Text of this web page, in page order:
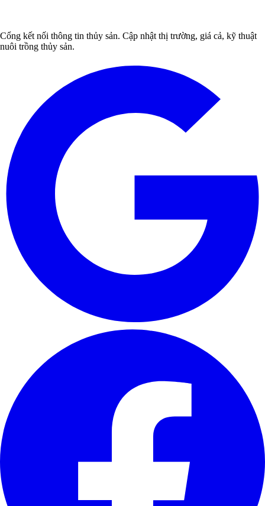
Cổng kết nối thông tin thủy sản. Cập nhật thị trường, giá cả, kỹ thuật
nuôi trồng thủy sản.